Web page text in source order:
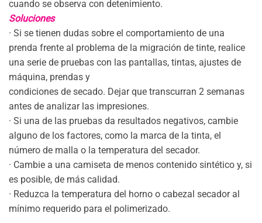
cuando se observa con detenimiento.
Soluciones
· Si se tienen dudas sobre el comportamiento de una
prenda frente al problema de la migración de tinte, realice
una serie de pruebas con las pantallas, tintas, ajustes de
máquina, prendas y
condiciones de secado. Dejar que transcurran 2 semanas
antes de analizar las impresiones.
· Si una de las pruebas da resultados negativos, cambie
alguno de los factores, como la marca de la tinta, el
número de malla o la temperatura del secador.
· Cambie a una camiseta de menos contenido sintético y, si
es posible, de más calidad.
· Reduzca la temperatura del horno o cabezal secador al
mínimo requerido para el polimerizado.